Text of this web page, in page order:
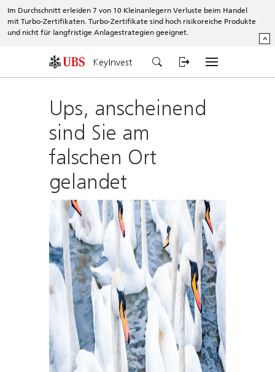
Im Durchschnitt erleiden 7 von 10 Kleinanlegern Verluste beim Handel
mit Turbo-Zertifikaten. Turbo-Zertifikate sind hoch risikoreiche Produkte
und nicht für langfristige Anlagestrategien geeignet.
^
KeyInvest
Ups, anscheinend
sind Sie am
falschen Ort
gelandet